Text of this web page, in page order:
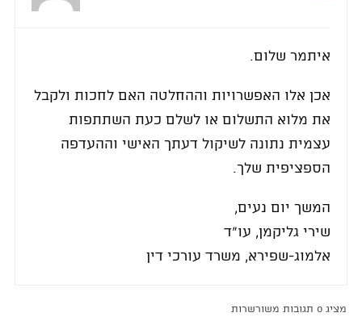
איתמר שלום.
אכן אלו האפשרויות וההחלטה האם לחכות ולקבל
את מלוא התשלום או לשלם כעת השתתפות
עצמית נתונה לשיקול דעתך האישי וההעדפה
הספציפית שלך.
המשך יום נעים,
שירי גליקמן, עו"ד
אלמוג-שפירא, משרד עורכי דין
מציג 0 תגובות משורשרות